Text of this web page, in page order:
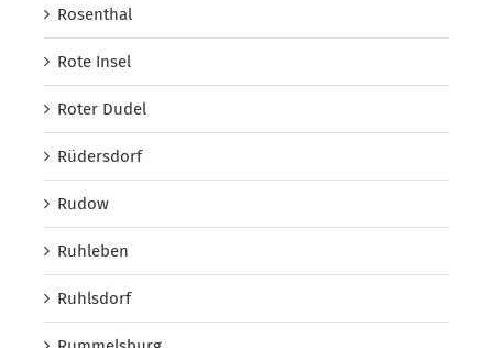
Rosenthal
Rote Insel
Roter Dudel
Rüdersdorf
Rudow
Ruhleben
Ruhlsdorf